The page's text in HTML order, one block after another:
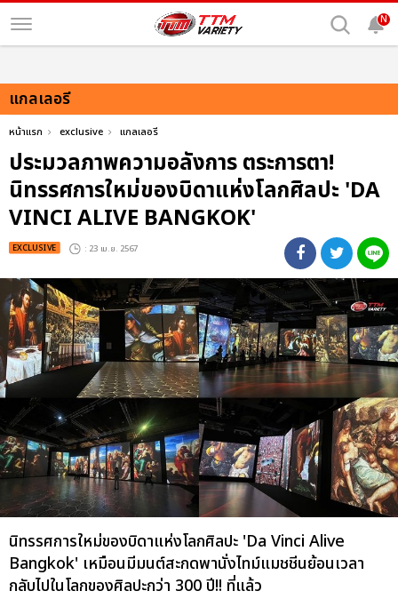
N
แกลเลอรี
หน้าแรก exclusive แกลเลอรี
ประมวลภาพความอลังการ ตระการตา!
นิทรรศการใหม่ของบิดาแห่งโลกศิลปะ 'DA
VINCI ALIVE BANGKOK'
EXCLUSIVE : 23 เม.ย. 2567
นิทรรศการใหม่ของบิดาแห่งโลกศิลปะ 'Da Vinci Alive
Bangkok' เหมือนมีมนต์สะกดพานั่งไทม์แมชชีนย้อนเวลา
กลับไปในโลกของศิลปะกว่า 300 ปี!! ที่แล้ว